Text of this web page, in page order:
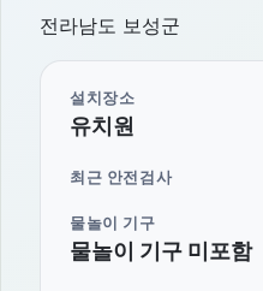
전라남도 보성군
설치장소
유치원
최근 안전검사
물놀이 기구
물놀이 기구 미포함